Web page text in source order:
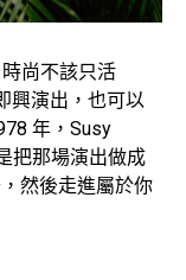
尚不該只活
興演出，也可以
年，Susy
把那場演出做成
然後走進屬於你